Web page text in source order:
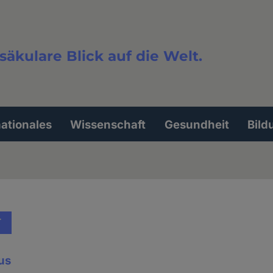
Blick auf die Welt.
Wissenschaft Gesundheit